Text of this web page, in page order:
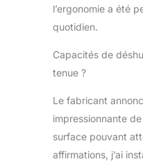
l’ergonomie a été
quotidien.
Capacités de
tenue ?
Le fabricant
impressionnante
surface pouvant
affirmations, j’ai